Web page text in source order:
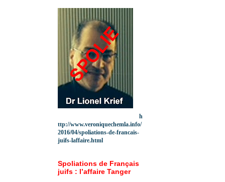
h
ttp://www.veroniquechemla.info/
2016/04/spoliations-de-francais-
juifs-laffaire.html
Spoliations de Français
juifs : l’affaire Tanger